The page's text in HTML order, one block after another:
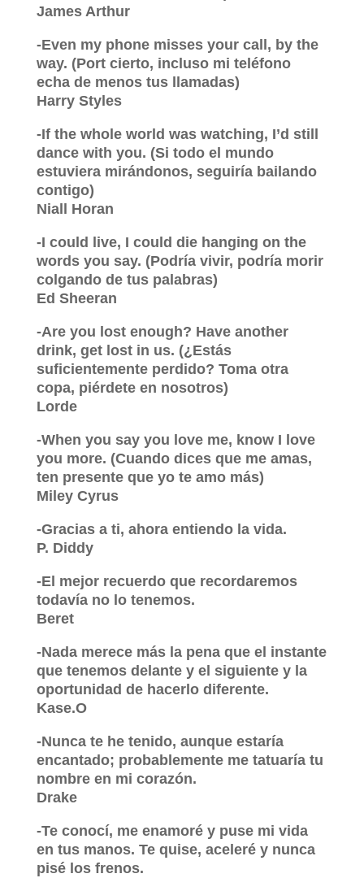
James Arthur
-Even my phone misses your call, by the
way. (Port cierto, incluso mi teléfono
echa de menos tus llamadas)
Harry Styles
-If the whole world was watching, I’d still
dance with you. (Si todo el mundo
estuviera mirándonos, seguiría bailando
contigo)
Niall Horan
-I could live, I could die hanging on the
words you say. (Podría vivir, podría morir
colgando de tus palabras)
Ed Sheeran
-Are you lost enough? Have another
drink, get lost in us. (¿Estás
suficientemente perdido? Toma otra
copa, piérdete en nosotros)
Lorde
-When you say you love me, know I love
you more. (Cuando dices que me amas,
ten presente que yo te amo más)
Miley Cyrus
-Gracias a ti, ahora entiendo la vida.
P. Diddy
-El mejor recuerdo que recordaremos
todavía no lo tenemos.
Beret
-Nada merece más la pena que el instante
que tenemos delante y el siguiente y la
oportunidad de hacerlo diferente.
Kase.O
-Nunca te he tenido, aunque estaría
encantado; probablemente me tatuaría tu
nombre en mi corazón.
Drake
-Te conocí, me enamoré y puse mi vida
en tus manos. Te quise, aceleré y nunca
pisé los frenos.